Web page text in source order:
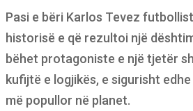
Pasi e bëri Karlos Tevez
historisë e që rezultoi një
bëhet protagoniste e një tjetër
kufijtë e logjikës, e sigurisht
më popullor në planet.